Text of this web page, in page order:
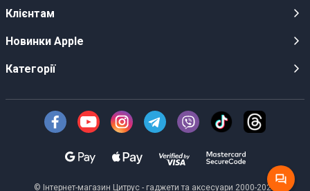
Кар’єра
Оптовим клієнтам
Про Компанію
Безготівковий розрахунок
Клієнтам
Публічні оферти
Інструкції та прошивки
Доставка
Новинки Apple
iPhone 17
iPhone Air
Категорії
Техніка Apple
Смартфони
Техніка для кухні
© Інтернет-магазин Цитрус - гаджети та аксесуари 2000-2026